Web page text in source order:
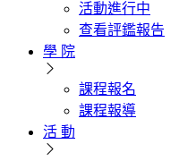
活動進行中
查看評鑑報告
學 院
課程報名
課程報導
活 動